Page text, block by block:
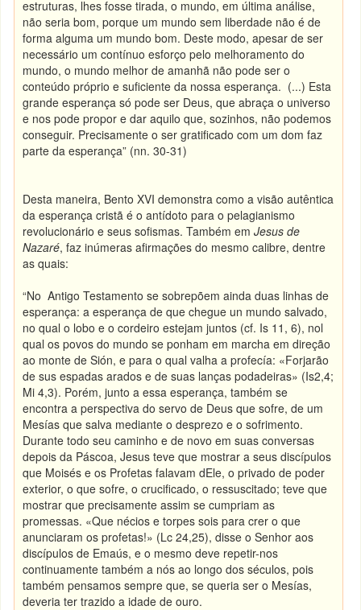
estruturas, lhes fosse tirada, o mundo, em última análise,
não seria bom, porque um mundo sem liberdade não é de
forma alguma um mundo bom. Deste modo, apesar de ser
necessário um contínuo esforço pelo melhoramento do
mundo, o mundo melhor de amanhã não pode ser o
conteúdo próprio e suficiente da nossa esperança. (...) Esta
grande esperança só pode ser Deus, que abraça o universo
e nos pode propor e dar aquilo que, sozinhos, não podemos
conseguir. Precisamente o ser gratificado com um dom faz
parte da esperança” (nn. 30-31)
Desta maneira, Bento XVI demonstra como a visão autêntica
da esperança cristã é o antídoto para o pelagianismo
revolucionário e seus sofismas. Também emJesus de
Nazaré, faz inúmeras afirmações do mesmo calibre, dentre
as quais:
“No Antigo Testamento se sobrepõem ainda duas linhas de
esperança: a esperança de que chegue un mundo salvado,
no qual o lobo e o cordeiro estejam juntos (cf. Is 11, 6), nol
qual os povos do mundo se ponham em marcha em direção
ao monte de Sión, e para o qual valha a profecía: «Forjarão
de sus espadas arados e de suas lanças podadeiras» (Is2,4;
Mi 4,3). Porém, junto a essa esperança, também se
encontra a perspectiva do servo de Deus que sofre, de um
Mesías que salva mediante o desprezo e o sofrimento.
Durante todo seu caminho e de novo em suas conversas
depois da Páscoa, Jesus teve que mostrar a seus discípulos
que Moisés e os Profetas falavam dEle, o privado de poder
exterior, o que sofre, o crucificado, o ressuscitado; teve que
mostrar que precisamente assim se cumpriam as
promessas. «Que nécios e torpes sois para crer o que
anunciaram os profetas!» (Lc 24,25), disse o Senhor aos
discípulos de Emaús, e o mesmo deve repetir-nos
continuamente também a nós ao longo dos séculos, pois
também pensamos sempre que, se queria ser o Mesías,
deveria ter trazido a idade de ouro.